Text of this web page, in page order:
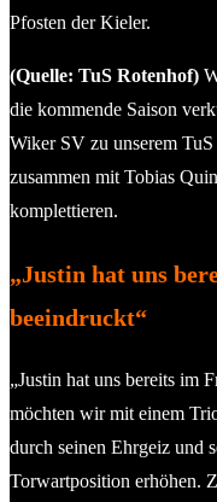
Pfosten der Kieler.
(Quelle: TuS Rotenhof)
die kommende Saison
Wiker SV zu unserem
zusammen mit Tobias
komplettieren.
„Justin hat uns
beeindruckt“
„Justin hat uns bereits im
möchten wir mit einem
durch seinen Ehrgeiz und
Torwartposition erhöhen.